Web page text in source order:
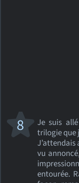
Je suis
trilogie que
J’attendais
vu
entourée.
8